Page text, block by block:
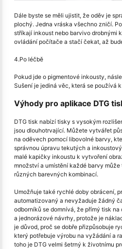
Dále byste se měli ujistit, že oděv je
plochý. Jedna vráska všechno zničí.
stříkají inkoust nebo barvivo drobnými
ovládání počítače a stačí čekat, až
4.Po léčbě
Pokud jde o pigmentové inkousty,
Sušení je jediná věc, která se používá
Výhody pro aplikace DTG
DTG tisk nabízí tisky s vysokým
jsou dlouhotrvající. Můžete vytvářet
na oděvech pomocí libovolné barvy,
správnou úpravu tekutých a
malé kapičky inkoustu k vytvoření
množství a umístění každé barvy
různých barevných kombinací.
Umožňuje také rychlé doby obrácení,
automatizovaný a nevyžaduje žádný
odborníků se domnívá, že přímý tisk
a jednorázové návrhy, protože je
je důvod, proč se dobře přizpůsobuje
který potřebuje výrobu na vyžádání a
toho je DTG velmi šetrný k životnímu